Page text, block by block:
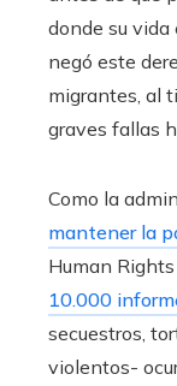
donde su vida
negó este
migrantes, al
graves fallas
Como la
mantener la
Human
10.000
secuestros,
violentos-